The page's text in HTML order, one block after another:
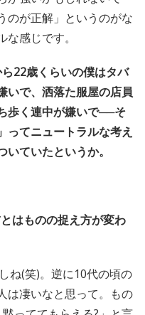
のが正解」というのがな
感じです。
22歳くらいの僕はタバ
いで、洒落た服屋の店員
歩く連中が嫌いで──そ
ってニュートラルな考え
ていたというか。
はものの捉え方が変わ
ね(笑)。逆に10代の頃の
は凄いなと思って。もの